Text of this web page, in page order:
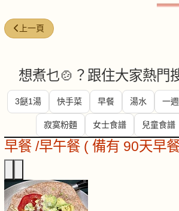
上一篇文章: 掌握煮"煲仔飯"時間和火力
上一頁
想煮乜🍲？跟住大家熱門
3餸1湯 快手菜 早餐 湯水 一
寂寞粉麵 女士食譜 兒童食譜
早餐 /早午餐 ( 備有 90天早